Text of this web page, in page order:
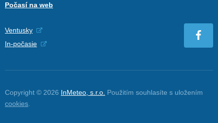
Počasí na web
Ventusky
In-počasie
Copyright © 2026 InMeteo, s.r.o. Použitím souhlasíte s uložením
cookies